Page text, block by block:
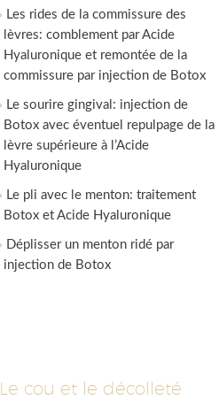
Les rides de la commissure des
lèvres: comblement par Acide
Hyaluronique et remontée de la
commissure par injection de Botox
Le sourire gingival: injection de
Botox avec éventuel repulpage de la
lèvre supérieure à l’Acide
Hyaluronique
Le pli avec le menton: traitement
Botox et Acide Hyaluronique
Déplisser un menton ridé par
injection de Botox
Le cou et le décolleté